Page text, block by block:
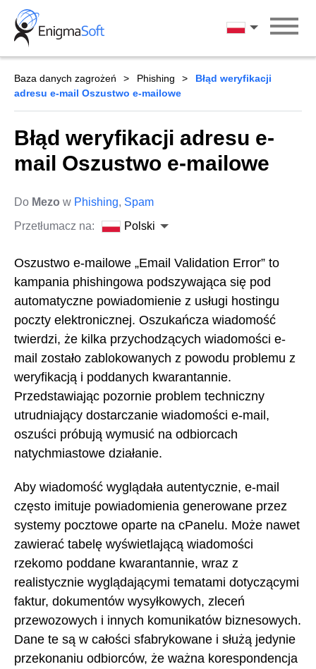
Skip
content
Polski
Baza danych zagrożeń Phishing
Błąd weryfikacji
adresu e-mail Oszustwo e-mailowe
Błąd weryfikacji adresu e-
mail Oszustwo e-mailowe
Do Mezo w Phishing, Spam
Przetłumacz na:
Polski
Oszustwo e-mailowe „Email Validation Error” to
kampania phishingowa podszywająca się pod
automatyczne powiadomienie z usługi hostingu
poczty elektronicznej. Oszukańcza wiadomość
twierdzi, że kilka przychodzących wiadomości e-
mail zostało zablokowanych z powodu problemu z
weryfikacją i poddanych kwarantannie.
Przedstawiając pozornie problem techniczny
utrudniający dostarczanie wiadomości e-mail,
oszuści próbują wymusić na odbiorcach
natychmiastowe działanie.
Aby wiadomość wyglądała autentycznie, e-mail
często imituje powiadomienia generowane przez
systemy pocztowe oparte na cPanelu. Może nawet
zawierać tabelę wyświetlającą wiadomości
rzekomo poddane kwarantannie, wraz z
realistycznie wyglądającymi tematami dotyczącymi
faktur, dokumentów wysyłkowych, zleceń
przewozowych i innych komunikatów biznesowych.
Dane te są w całości sfabrykowane i służą jedynie
przekonaniu odbiorców, że ważna korespondencja